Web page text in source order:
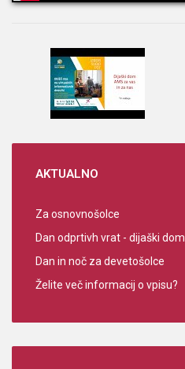
AKTUALNO
Za osnovnošolce
Dan odprtivh vrat - dijaški dom
Dan in noč za devetošolce
Želite več informacij o vpisu?